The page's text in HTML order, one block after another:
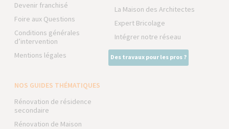
Devenir franchisé
Foire aux Questions
Conditions générales
d’intervention
Mentions légales
La Maison des Architectes
Expert Bricolage
Intégrer notre réseau
Des travaux pour les pros ?
NOS GUIDES THÉMATIQUES
Rénovation de résidence
secondaire
Rénovation de Maison